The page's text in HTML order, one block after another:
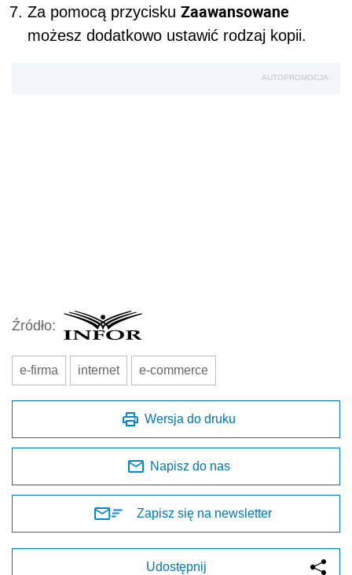
Za pomocą przycisku Zaawansowane
możesz dodatkowo ustawić rodzaj kopii.
AUTOPROMOCJA
Źródło:
e-firma internet e-commerce
Wersja do druku
Napisz do nas
Zapisz się na newsletter
Udostępnij